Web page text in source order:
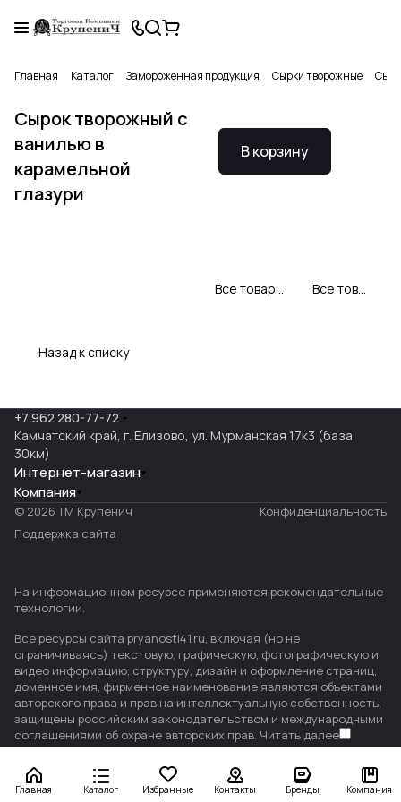
Главная Каталог Замороженная продукция Сырки творожные
Сырок творожный с
ванилью в
карамельной
глазури
В корзину
Все товары Свитлогорье Все товары категории
Назад к списку
Главная Каталог Избранные Контакты Бренды Компания
+7 962 280-77-72
Камчатский край, г. Елизово, ул. Мурманская 17к3 (база
30км)
Интернет-магазин
Компания
© 2026 ТМ Крупенич
Конфиденциальность
Поддержка сайта
На информационном ресурсе применяются рекомендательные
технологии.
Все ресурсы сайта pryanosti41.ru, включая (но не
ограничиваясь) текстовую, графическую, фотографическую и
видео информацию, структуру, дизайн и оформление страниц,
доменное имя, фирменное наименование являются объектами
авторского права и прав на интеллектуальную собственность,
защищены российским законодательством и международными
соглашениями об охране авторских прав. Читать далее